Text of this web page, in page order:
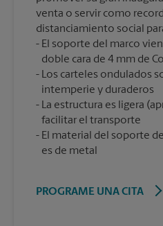
venta o servir como
distanciamiento social
El soporte del marco
doble cara de 4 mm de
Los carteles ondulados
intemperie y duraderos
La estructura es ligera
facilitar el transporte
El material del soporte
es de metal
PROGRAME UNA CITA